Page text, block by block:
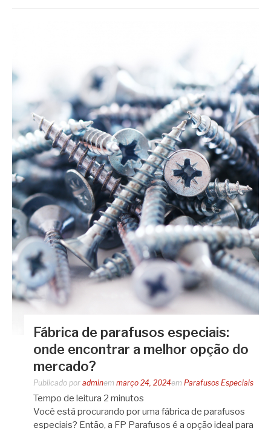
Fábrica de parafusos especiais:
onde encontrar a melhor opção do
mercado?
Publicado por adminem março 24, 2024em Parafusos Especiais
Tempo de leitura 2 minutos
Você está procurando por uma fábrica de parafusos
especiais? Então, a FP Parafusos é a opção ideal para